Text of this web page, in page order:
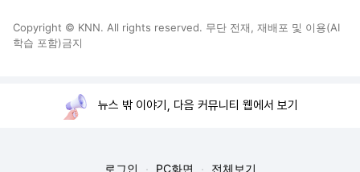
Copyright © KNN. All rights reserved. 무단 전재, 재배포 및 이용(AI
학습 포함)금지
뉴스 밖 이야기, 다음 커뮤니티 웹에서 보기
로그인 PC화면 전체보기